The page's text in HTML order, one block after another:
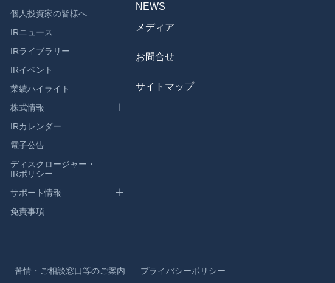
個人投資家の皆様へ
IRニュース
IRライブラリー
IRイベント
業績ハイライト
株式情報
IRカレンダー
電子公告
ディスクロージャー・
IRポリシー
サポート情報
免責事項
NEWS
メディア
お問合せ
サイトマップ
苦情・ご相談窓口等のご案内 プライバシーポリシー